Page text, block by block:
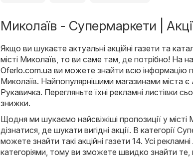
Миколаїв - Супермаркети |
Якщо ви шукаєте актуальні акційні газети та
місті Миколаїв, то ви саме там, де потрібно! На
Oferlo.com.ua ви можете знайти всю інформацію
Миколаїв. Найпопулярнішими магазинами міста є
Рукавичка. Перегляньте їхні рекламні листівки
знижки.
Щодня ми шукаємо найсвіжіші пропозиції у
дізнатися, де шукати вигідні акції. В категорії
можете знайти такі акційні газети 14. Усі
категоріями, тому ви зможете швидко знайти те,